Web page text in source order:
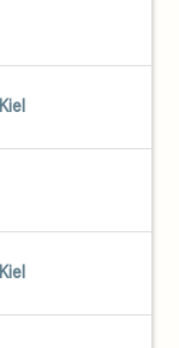
Kiel
Kiel